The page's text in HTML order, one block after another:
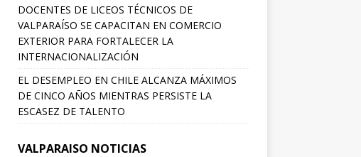
DOCENTES DE LICEOS TÉCNICOS DE
VALPARAÍSO SE CAPACITAN EN COMERCIO
EXTERIOR PARA FORTALECER LA
INTERNACIONALIZACIÓN
EL DESEMPLEO EN CHILE ALCANZA MÁXIMOS
DE CINCO AÑOS MIENTRAS PERSISTE LA
ESCASEZ DE TALENTO
VALPARAISO NOTICIAS